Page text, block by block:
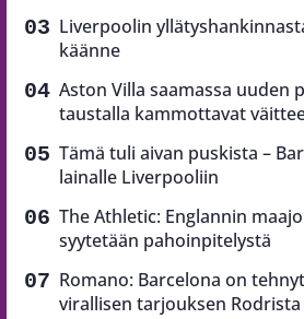
Liverpoolin
käänne
Aston Villa saamassa uuden
taustalla kammottavat
Tämä tuli aivan puskista –
lainalle Liverpooliin
The Athletic: Englannin
syytetään pahoinpitelystä
Romano: Barcelona on
virallisen tarjouksen Rodrista